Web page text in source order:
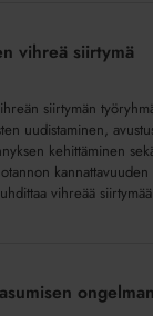
vihreä siirtymä
siirtymän
uudistaminen,
kehittäminen
vihreää